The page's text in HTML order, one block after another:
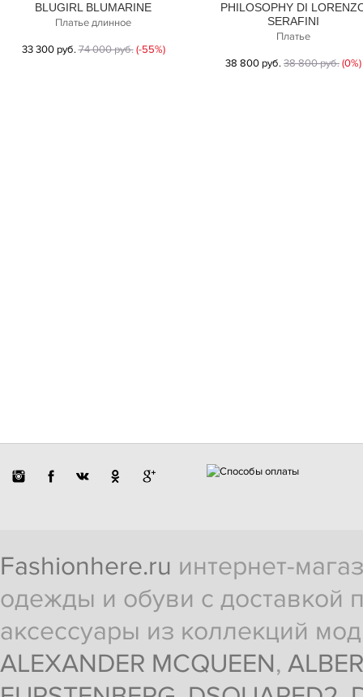
BLUGIRL BLUMARINE
Платье длинное
33 300 руб.74 000 руб. (-55%)
PHILOSOPHY DI
SERAFINI
Платье
38 800 руб.38 800 руб.(0%)
Fashionhere.ru интернет-
одежды и обуви с доставкой
аксессуары из коллекций
ALEXANDER MCQUEEN,